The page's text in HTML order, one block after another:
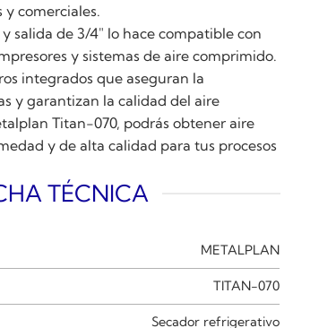
comerciales.
salida de 3/4″ lo hace compatible con
y sistemas de aire comprimido.
integrados que aseguran la
y garantizan la calidad del aire
Titan-070, podrás obtener aire
y de alta calidad para tus procesos
TÉCNICA
METALPLAN
TITAN-070
Secador refrigerativo